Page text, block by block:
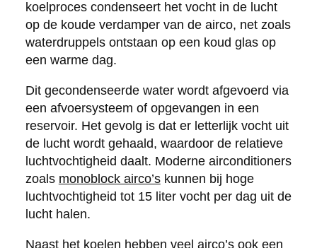
koelproces condenseert het vocht in de lucht
op de koude verdamper van de airco, net zoals
waterdruppels ontstaan op een koud glas op
een warme dag.
Dit gecondenseerde water wordt afgevoerd via
een afvoersysteem of opgevangen in een
reservoir. Het gevolg is dat er letterlijk vocht uit
de lucht wordt gehaald, waardoor de relatieve
luchtvochtigheid daalt. Moderne airconditioners
zoals monoblock airco’skunnen bij hoge
luchtvochtigheid tot 15 liter vocht per dag uit de
lucht halen.
Naast het koelen hebben veel airco’s ook een